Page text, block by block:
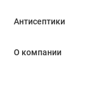
Антисептики
О компании